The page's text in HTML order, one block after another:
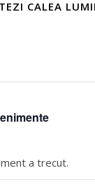
CALEA
a trecut.